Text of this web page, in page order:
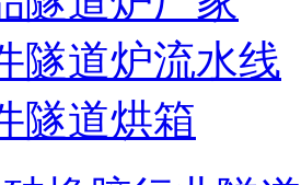
隧道炉流水线
隧道烘箱